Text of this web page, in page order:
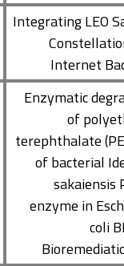
Integrating LEO
Internet
Enzymatic
of
terephthalate
of bacterial
sakaiensis
enzyme in
coli